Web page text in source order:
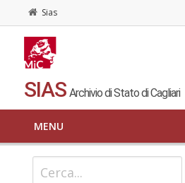
Sias
SIAS Archivio di Stato di Cagliari
MENU